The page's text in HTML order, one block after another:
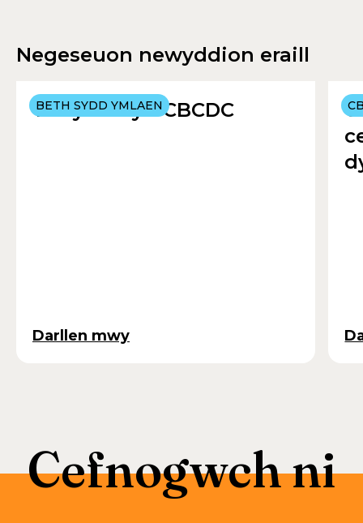
Negeseuon newyddion eraill
BETH SYDD YMLAEN
Yr Hydref yn CBCDC
Darllen mwy
Cefnogwch ni